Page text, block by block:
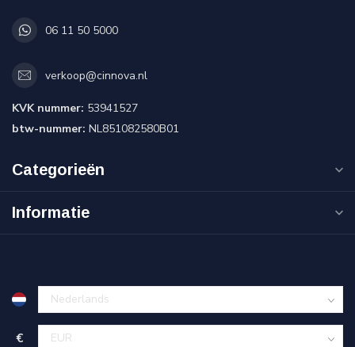
06 11 50 5000
verkoop@cinnova.nl
KVK nummer: 53941527
btw-nummer: NL851082580B01
Categorieën
Informatie
€